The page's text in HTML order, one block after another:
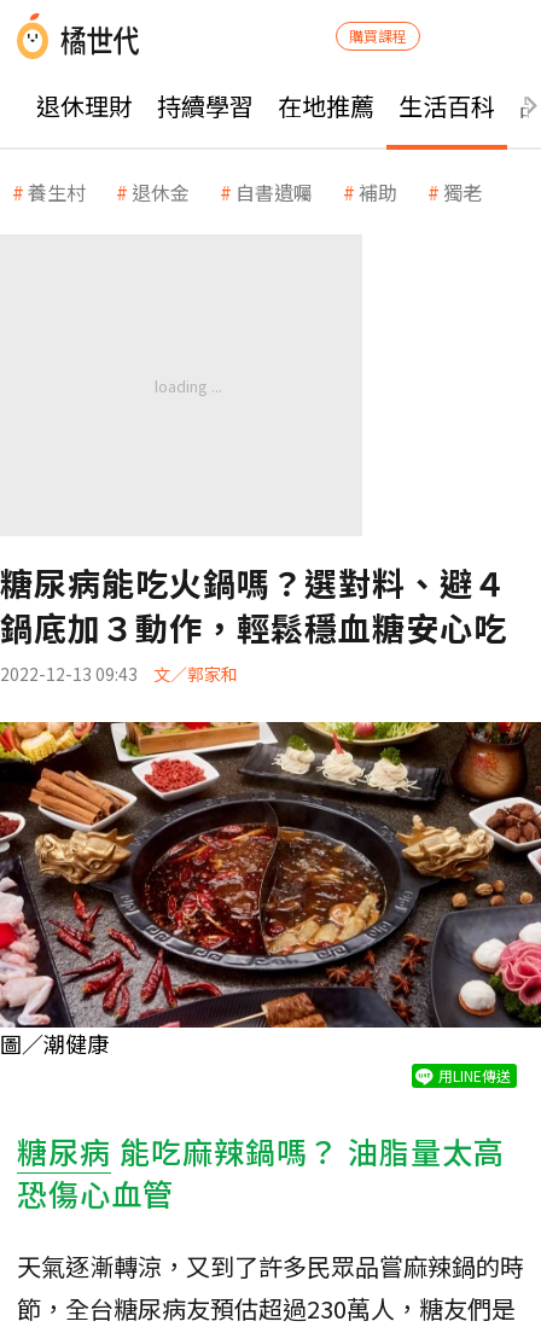
購買課程
退休理財 持續學習 在地推薦 生活百科
養生村 退休金 自書遺囑 補助 獨老
糖尿病能吃火鍋嗎？選對料、避４
鍋底加３動作，輕鬆穩血糖安心吃
2022-12-13 09:43 文／郭家和
圖／潮健康
用LINE傳送
糖尿病 能吃麻辣鍋嗎？ 油脂量太高
恐傷心血管
天氣逐漸轉涼，又到了許多民眾品嘗麻辣鍋的時
節，全台糖尿病友預估超過230萬人，糖友們是